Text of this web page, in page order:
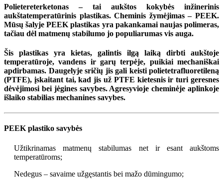
Polietereterketonas – tai aukštos kokybės inžinerinis
aukštatemperatūrinis plastikas. Cheminis žymėjimas – PEEK.
Mūsų šalyje PEEK plastikas yra pakankamai naujas polimeras,
tačiau dėl matmenų stabilumo jo populiarumas vis auga.
Šis plastikas yra kietas, galintis ilgą laiką dirbti aukštoje
temperatūroje, vandens ir garų terpėje, puikiai mechaniškai
apdirbamas. Daugelyje sričių jis gali keisti polietetrafluoretileną
(PTFE), įskaitant tai, kad jis už PTFE kietesnis ir turi geresnes
dėvėjimosi bei jėgines savybes. Agresyvioje cheminėje aplinkoje
išlaiko stabilias mechanines savybes.
PEEK plastiko savybės
Užtikrinamas matmenų stabilumas net ir esant aukštoms
temperatūroms;
Nedegus – savaime užgęstantis bei mažo dūmingumo;